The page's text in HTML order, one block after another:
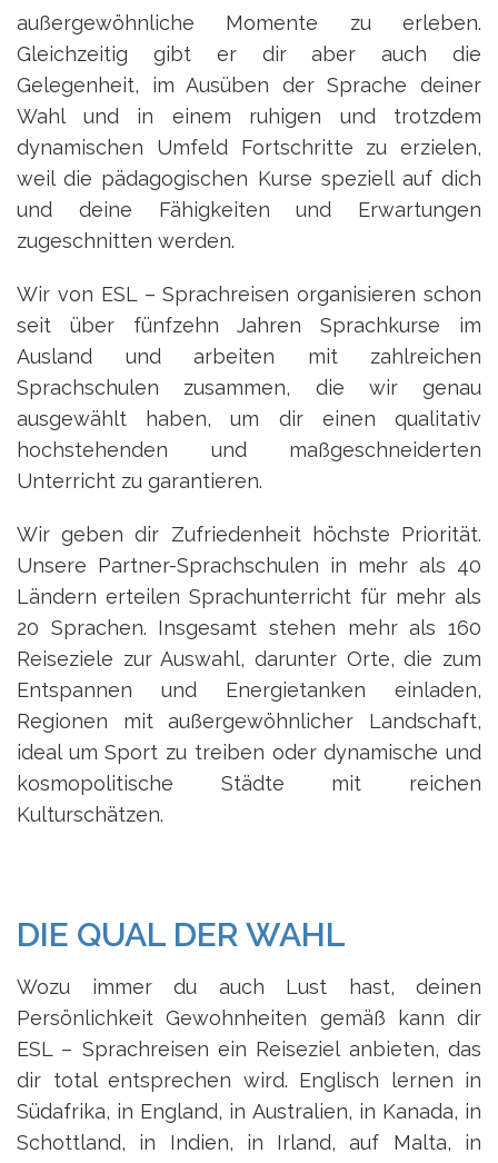
außergewöhnliche Momente zu erleben.
Gleichzeitig gibt er dir aber auch die
Gelegenheit, im Ausüben der Sprache deiner
Wahl und in einem ruhigen und trotzdem
dynamischen Umfeld Fortschritte zu erzielen,
weil die pädagogischen Kurse speziell auf dich
und deine Fähigkeiten und Erwartungen
zugeschnitten werden.
Wir von ESL – Sprachreisen organisieren schon
seit über fünfzehn Jahren Sprachkurse im
Ausland und arbeiten mit zahlreichen
Sprachschulen zusammen, die wir genau
ausgewählt haben, um dir einen qualitativ
hochstehenden und maßgeschneiderten
Unterricht zu garantieren.
Wir geben dir Zufriedenheit höchste Priorität.
Unsere Partner-Sprachschulen in mehr als 40
Ländern erteilen Sprachunterricht für mehr als
20 Sprachen. Insgesamt stehen mehr als 160
Reiseziele zur Auswahl, darunter Orte, die zum
Entspannen und Energietanken einladen,
Regionen mit außergewöhnlicher Landschaft,
ideal um Sport zu treiben oder dynamische und
kosmopolitische Städte mit reichen
Kulturschätzen.
DIE QUAL DER WAHL
Wozu immer du auch Lust hast, deinen
Persönlichkeit Gewohnheiten gemäß kann dir
ESL – Sprachreisen ein Reiseziel anbieten, das
dir total entsprechen wird. Englisch lernen in
Südafrika, in England, in Australien, in Kanada, in
Schottland, in Indien, in Irland, auf Malta, in